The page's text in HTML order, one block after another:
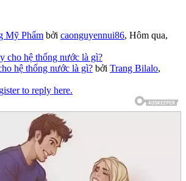
Mỹ Phẩm bởi caonguyennui86, Hôm qua,
hệ thống nước là gì? bởi Trang Bilalo,
to reply here.